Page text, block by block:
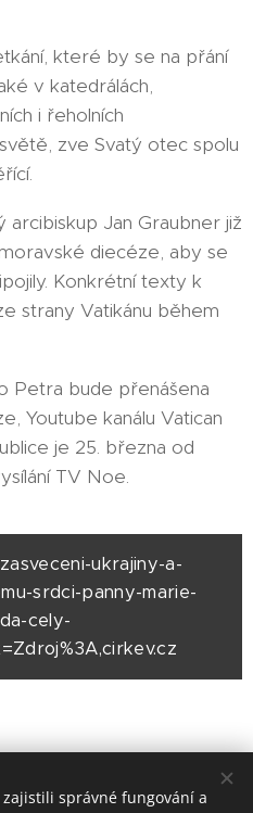
které by se na přání
v katedrálách,
i řeholních
zve Svatý otec spolu
Jan Graubner již
diecéze, aby se
Konkrétní texty k
strany Vatikánu během
Petra bude přenášena
Youtube kanálu Vatican
je 25. března od
TV Noe.
ukrajiny-a-
srdci-panny-marie-
cely-
zajistili správné fungování a